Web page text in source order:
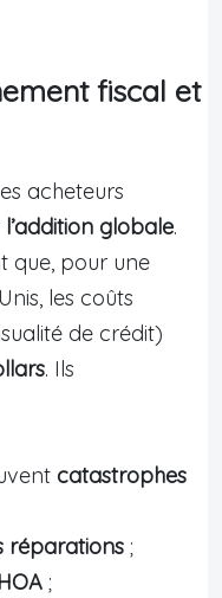
fiscal et
acheteurs
l’addition globale.
que, pour une
les coûts
de crédit)
. Ils
catastrophes
réparations ;
;